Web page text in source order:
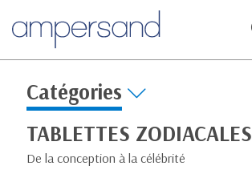
Catégories
TABLETTES ZODIACALES
De la conception à la célébrité